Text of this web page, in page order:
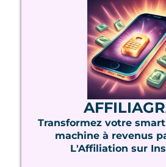
Transformez votre
machine à revenus
L'Affiliation sur